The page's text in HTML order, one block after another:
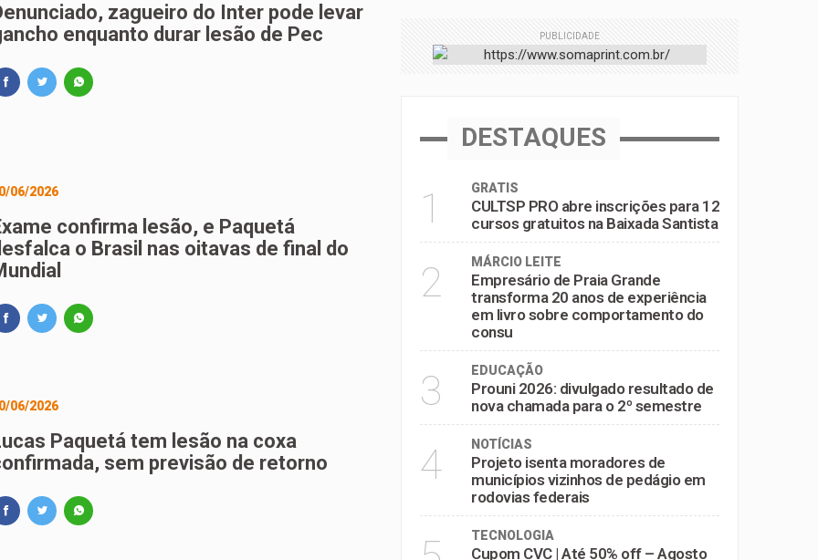
zagueiro do Inter pode levar
enquanto durar lesão de Pec
06/2026
confirma lesão, e Paquetá
o Brasil nas oitavas de final do
06/2026
Paquetá tem lesão na coxa
sem previsão de retorno
PUBLICIDADE
DESTAQUES
1 GRATIS
CULTSP PRO abre inscrições para 12
cursos gratuitos na Baixada Santista
2 MÁRCIO LEITE
Empresário de Praia Grande
transforma 20 anos de experiência
em livro sobre comportamento do
consu
3 EDUCAÇÃO
Prouni 2026: divulgado resultado de
nova chamada para o 2º semestre
4 NOTÍCIAS
Projeto isenta moradores de
municípios vizinhos de pedágio em
rodovias federais
TECNOLOGIA
Cupom CVC | Até 50% off – Agosto